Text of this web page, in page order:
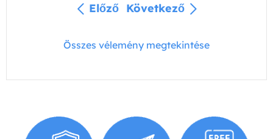
Előző Következő
Összes vélemény megtekintése